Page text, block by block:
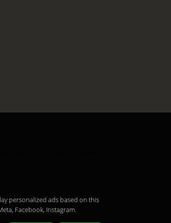
personalized ads based on this
Facebook, Instagram.